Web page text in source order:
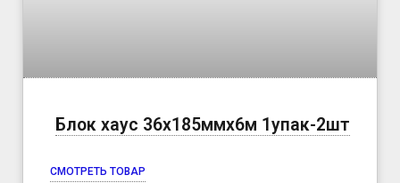
Блок хаус 36х185ммх6м 1упак-2шт
СМОТРЕТЬ ТОВАР